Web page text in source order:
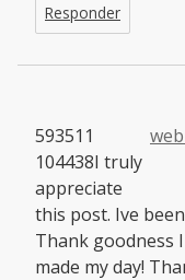
Responder
593511
104438I truly
appreciate
this post. Ive
Thank goodness
made my day!